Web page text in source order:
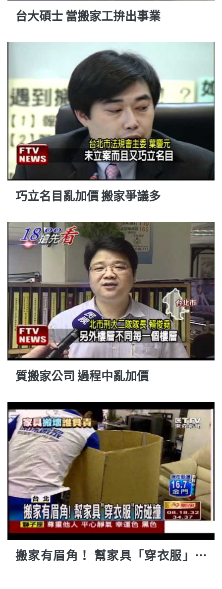
台大碩士 當搬家工拚出事業
巧立名目亂加價 搬家爭議多
質搬家公司 過程中亂加價
搬家有眉角！ 幫家具「穿衣服」防